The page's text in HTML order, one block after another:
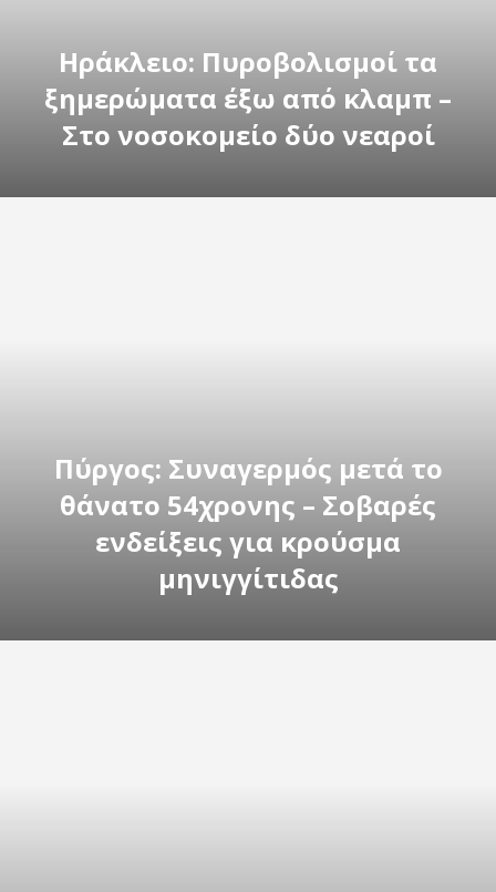
Ηράκλειο: Πυροβολισμοί τα
ξημερώματα έξω από κλαμπ –
Στο νοσοκομείο δύο νεαροί
Πύργος: Συναγερμός μετά το
θάνατο 54χρονης – Σοβαρές
ενδείξεις για κρούσμα
μηνιγγίτιδας